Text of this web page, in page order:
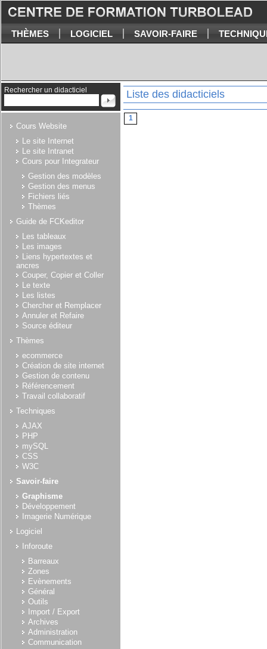
THÈMES LOGICIEL SAVOIR-FAIRE
Rechercher un didacticiel
Cours Website
Le site Internet
Le site Intranet
Cours pour Integrateur
Gestion des modèles
Gestion des menus
Fichiers liés
Thèmes
Guide de FCKeditor
Les tableaux
Les images
Liens hypertextes et
ancres
Couper, Copier et Coller
Le texte
Les listes
Chercher et Remplacer
Annuler et Refaire
Source éditeur
Thèmes
ecommerce
Création de site internet
Gestion de contenu
Référencement
Travail collaboratif
Techniques
AJAX
PHP
mySQL
CSS
W3C
Savoir-faire
Graphisme
Développement
Imagerie Numérique
Logiciel
Inforoute
Barreaux
Zones
Evènements
Général
Outils
Import / Export
Archives
Administration
Communication
Liste des didacticiels
1